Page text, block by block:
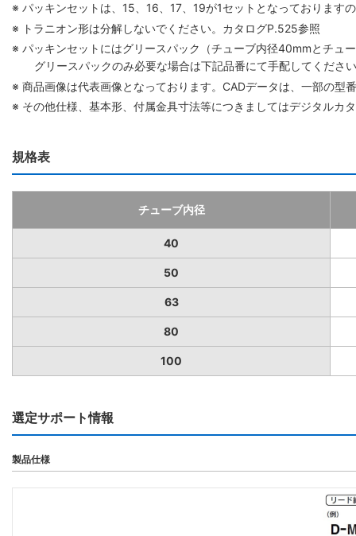
※ パッキンセットは、15、16、17、19が1セットとなっております
※ トラニオン形は分解しないでください。カタログP.525参照
※ パッキンセットにはグリースパック（チューブ内径40mmとチ
グリースパックのみ必要な場合は下記品番にて手配してくだ
※ 商品画像は代表画像となっております。CADデータは、一部の型
※ その他仕様、基本形、付属金具寸法等につきましてはデジタルカ
規格表
チューブ内径
40
50
63
80
100
選定サポート情報
製品仕様